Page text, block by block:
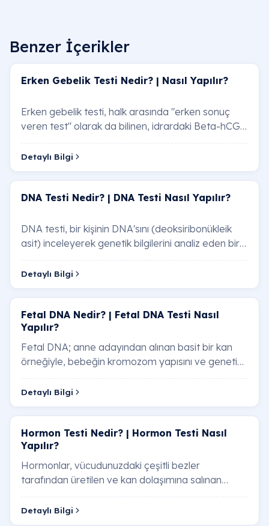
Benzer İçerikler
Erken Gebelik Testi Nedir? | Nasıl Yapılır?
Erken gebelik testi, halk arasında "erken sonuç
veren test" olarak da bilinen, idrardaki Beta-hCG
(insan koryonik gonadotropini) hormonunu s…
Detaylı Bilgi
DNA Testi Nedir? | DNA Testi Nasıl Yapılır?
DNA testi, bir kişinin DNA'sını (deoksiribonükleik
asit) inceleyerek genetik bilgilerini analiz eden bir
testtir. DNA, vücudumuzdaki hücrele…
Detaylı Bilgi
Fetal DNA Nedir? | Fetal DNA Testi Nasıl
Yapılır?
Fetal DNA; anne adayından alınan basit bir kan
örneğiyle, bebeğin kromozom yapısını ve genetik
sağlığını %99’un üzerinde doğruluk oranıyla i…
Detaylı Bilgi
Hormon Testi​ Nedir? | Hormon Testi​ Nasıl
Yapılır?
Hormonlar, vücudunuzdaki çeşitli bezler
tarafından üretilen ve kan dolaşımına salınan
kimyasal habercilerdir. Hormonlar, büyüme ve
gelişme, …
Detaylı Bilgi